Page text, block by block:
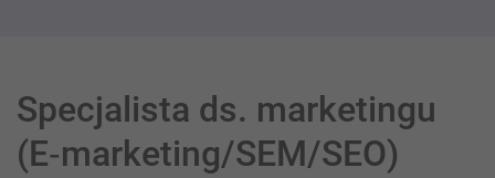
Specjalista ds. marketingu
(E‑marketing/SEM/SEO)